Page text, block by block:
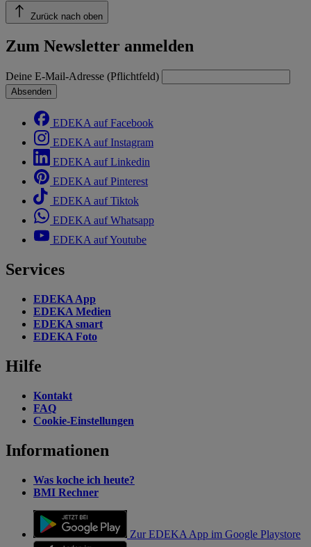
Zurück nach oben
Zum Newsletter anmelden
Deine E-Mail-Adresse (Pflichtfeld)
Absenden
EDEKA auf Facebook
EDEKA auf Instagram
EDEKA auf Linkedin
EDEKA auf Pinterest
EDEKA auf Tiktok
EDEKA auf Whatsapp
EDEKA auf Youtube
Services
EDEKA App
EDEKA Medien
EDEKA smart
EDEKA Foto
Hilfe
Kontakt
FAQ
Cookie-Einstellungen
Informationen
Was koche ich heute?
BMI Rechner
Zur EDEKA App im Google Playstore